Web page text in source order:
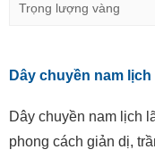
Trọng lượng vàng
Dây chuyền nam
Dây chuyền nam lịch
phong cách giản dị,